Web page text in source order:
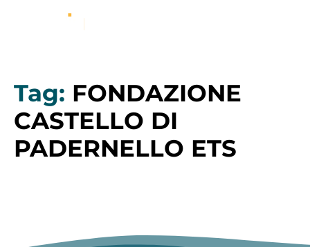
Tag: FONDAZIONE
CASTELLO DI
PADERNELLO ETS